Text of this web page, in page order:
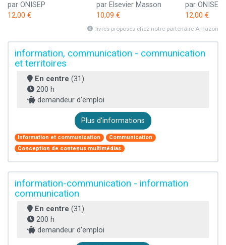
par ONISEP
12,00 €
par Elsevier Masson
10,09 €
par ONISEP
12,00 €
livres proposés chez notre partenaire Amazon
information, communication - communication
et territoires
En centre (31)
200 h
demandeur d’emploi
Plus d'informations
Information et communication
Communication
Conception de contenus multimédias
information-communication - information
communication
En centre (31)
200 h
demandeur d’emploi